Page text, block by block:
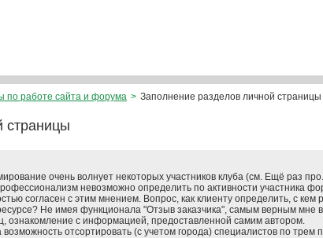
по работе сайта и форума > Заполнение разделов личной страницы
страницы
очень волнует некоторых участников клуба (см. Ещё раз
невозможно определить по активности участника
согласен с этим мнением. Вопрос, как клиенту определить, с кем
Не имея функционала "Отзыв заказчика", самым верным мне
ознакомление с информацией, предоставленной самим автором.
возможность отсортировать (с учетом города) специалистов по трем